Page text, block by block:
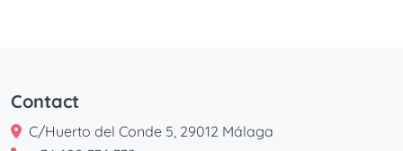
Contact
C/Huerto del Conde 5, 29012 Málaga